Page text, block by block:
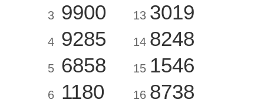
3 9900
4 9285
5 6858
6 1180
13 3019
14 8248
15 1546
16 8738